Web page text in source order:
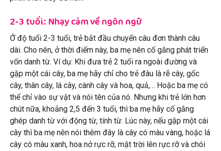
2-3 tuổi: Nhạy cảm về ngôn ngữ
Ở độ tuổi 2-3 tuổi, trẻ bắt đầu chuyển câu đơn thành câu
dài. Cho nên, ở thời điểm này, ba mẹ nên cố gắng phát triển
vốn danh từ. Ví dụ: Khi đưa trẻ 2 tuổi ra ngoài đường và
gặp một cái cây, ba mẹ hãy chỉ cho trẻ đâu là rễ cây, gốc
cây, thân cây, lá cây, cành cây và hoa, quả,… Hoặc ba mẹ có
thể chỉ vào sự vật và nói tên của nó. Nhưng khi trẻ lớn hơn
chút nữa, khoảng 2,5 đến 3 tuổi, thì ba mẹ hãy cố gắng
ghép danh từ với động từ, tính từ. Lúc này, nếu gặp một cái
cây thì ba mẹ nên nói thêm đây là cây có màu vàng, hoặc lá
cây có màu xanh, hoa nở rực rỡ, mặt trời lên rực rỡ và chói